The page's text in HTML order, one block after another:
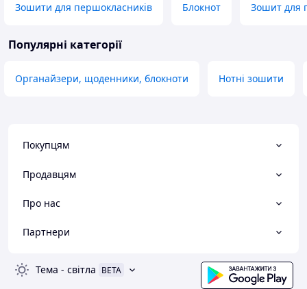
Зошити для першокласників Блокнот Зошит для
Популярні категорії
Органайзери, щоденники, блокноти Нотні зошити
Покупцям
Продавцям
Про нас
Партнери
Тема - світла BETA